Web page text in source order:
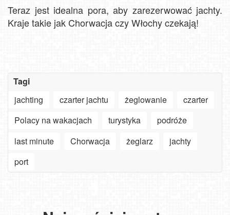
Teraz jest idealna pora, aby zarezerwować jachty.
Kraje takie jak Chorwacja czy Włochy czekają!
Tagi
jachting
czarter jachtu żeglowanie
czarter
Polacy na wakacjach
turystyka
podróże
last minute
Chorwacja żeglarz
jachty
port
Szanowny
użytkowniku
zmiany
na
Smart
Jak
szukają
nad
Bałtykiem?
Góralski
Festiwal
Oglądaj
deptaki,
miasta